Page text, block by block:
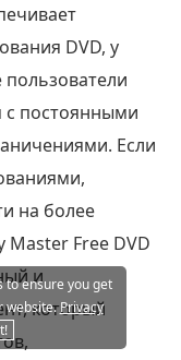
DVD, у
пользователи
с постоянными
Если
на более
Master Free DVD
и
который
to ensure you get
website.Privacy